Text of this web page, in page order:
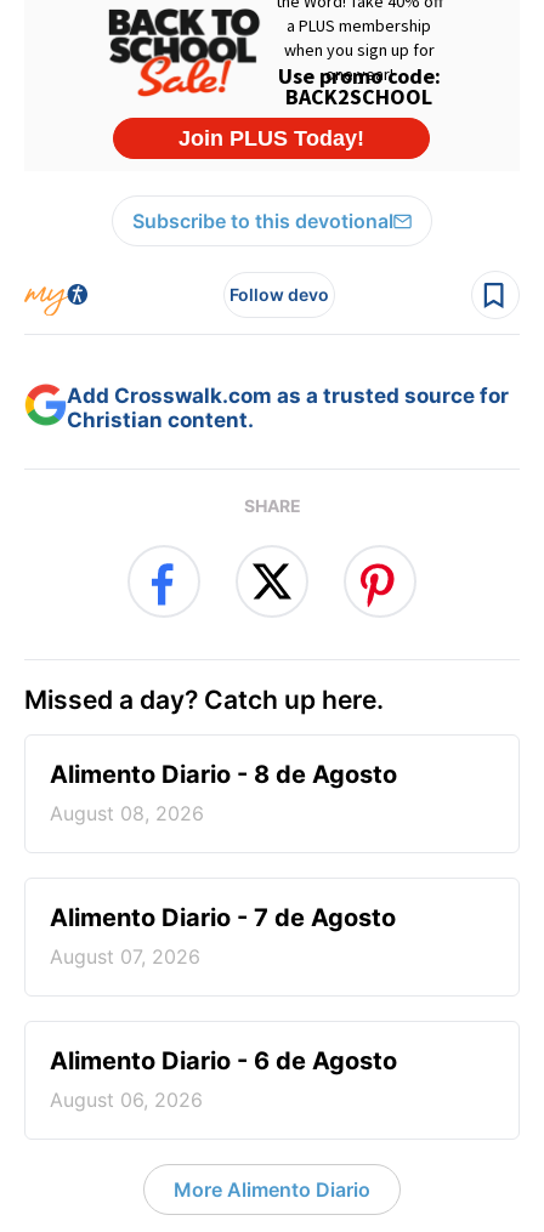
Subscribe to this devotional
Follow devo
Add Crosswalk.com as a trusted source for
Christian content.
SHARE
Missed a day? Catch up here.
Alimento Diario - 8 de Agosto
August 08, 2026
Alimento Diario - 7 de Agosto
August 07, 2026
Alimento Diario - 6 de Agosto
August 06, 2026
More Alimento Diario